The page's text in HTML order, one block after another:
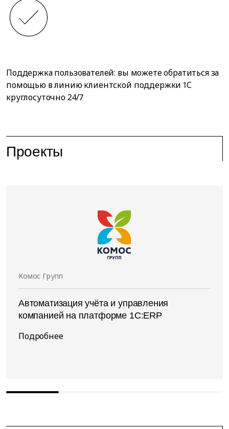
Поддержка пользователей: вы можете обратиться за
помощью в линию клиентской поддержки 1С
круглосуточно 24/7
Проекты
Комос Групп
Автоматизация учёта и управления
компанией на платформе 1С:ERP